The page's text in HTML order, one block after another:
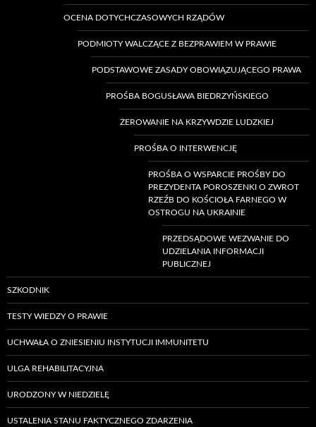
OCENA DOTYCHCZASOWYCH RZĄDÓW
PODMIOTY WALCZĄCE Z BEZPRAWIEM W PRAWIE
PODSTAWOWE ZASADY OBOWIĄZUJĄCEGO PRAWA
PROŚBA BOGUSŁAWA BIEDRZYŃSKIEGO
ŻEROWANIE NA KRZYWDZIE LUDZKIEJ
PROŚBA O INTERWENCJĘ
PROŚBA O WSPARCIE PROŚBY DO
PREZYDENTA POROSZENKI O ZWROT
RZEŹB DO KOŚCIOŁA FARNEGO W
OSTROGU NA UKRAINIE
PRZEDSĄDOWE WEZWANIE DO
UDZIELANIA INFORMACJI
PUBLICZNEJ
SZKODNIK
TESTY WIEDZY O PRAWIE
UCHWAŁA O ZNIESIENIU INSTYTUCJI IMMUNITETU
ULGA REHABILITACYJNA
URODZONY W NIEDZIELĘ
USTALENIA STANU FAKTYCZNEGO ZDARZENIA